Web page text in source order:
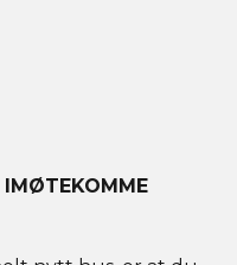
IMØTEKOMME